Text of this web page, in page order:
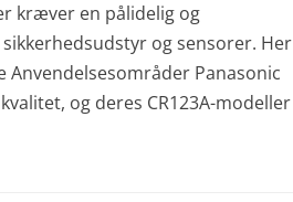
kræver en pålidelig og
og sensorer. Her
Anvendelsesområder Panasonic
og deres CR123A-modeller